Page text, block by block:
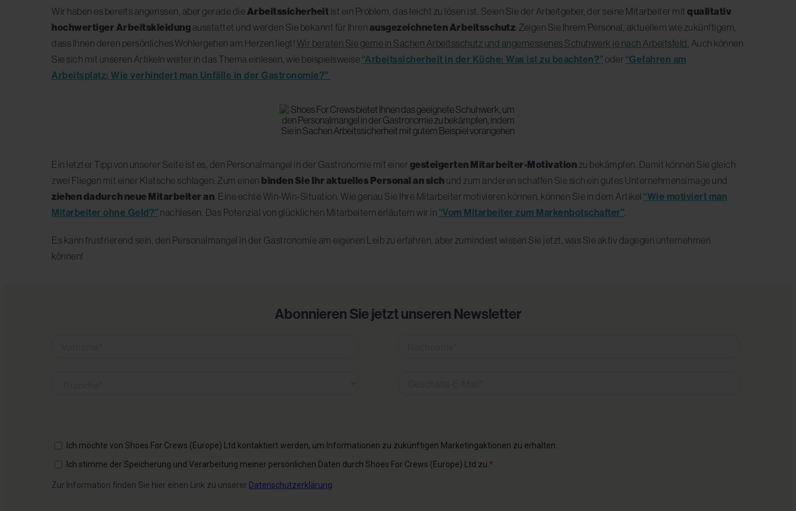
Wir haben es bereits angerissen, aber gerade dieArbeitssicherheit ist ein Problem, das leicht zu lösen ist. Seien Sie der Arbeitgeber, der seine Mitarbeiter mit qualitativ
hochwertiger Arbeitskleidungausstattet und werden Sie bekannt für Ihren ausgezeichneten Arbeitsschutz . Zeigen Sie Ihrem Personal, aktuellem wie zukünftigem,
dass Ihnen deren persönliches Wohlergehen am Herzen liegt! Wir beraten Sie gerne in Sachen Arbeitsschutz und angemessenes Schuhwerk je nach Arbeitsfeld. Auch können
Sie sich mit unseren Artikeln weiter in das Thema einlesen, wie beispielsweise“Arbeitssicherheit in der Küche: Was ist zu beachten?”oder“Gefahren am
Arbeitsplatz: Wie verhindert man Unfälle in der Gastronomie?”
Ein letzter Tipp von unserer Seite ist es, den Personalmangel in der Gastronomie mit einergesteigerten Mitarbeiter-Motivation zu bekämpfen. Damit können Sie gleich
zwei Fliegen mit einer Klatsche schlagen: Zum einen binden Sie Ihr aktuelles Personal an sich und zum anderen schaffen Sie sich ein gutes Unternehmensimage und
ziehen dadurch neue Mitarbeiter an . Eine echte Win-Win-Situation. Wie genau Sie Ihre Mitarbeiter motivieren können, können Sie in dem Artikel “Wie motiviert man
Mitarbeiter ohne Geld?” nachlesen. Das Potenzial von glücklichen Mitarbeitern erläutern wir in “Vom Mitarbeiter zum Markenbotschafter”
Es kann frustrierend sein, den Personalmangel in der Gastronomie am eigenen Leib zu erfahren, aber zumindest wissen Sie jetzt, was Sie aktiv dagegen unternehmen
können!
Abonnieren Sie jetzt unseren Newsletter